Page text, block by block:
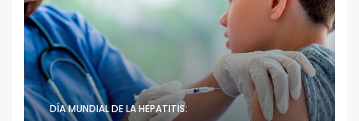
DÍA MUNDIAL DE LA HEPATITIS: